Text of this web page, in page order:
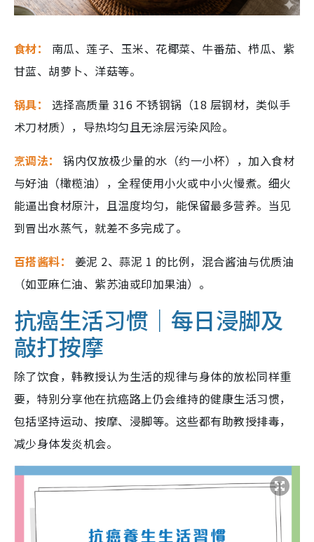
食材： 南瓜、莲子、玉米、花椰菜、牛番茄、栉瓜、紫
甘蓝、胡萝卜、洋菇等。
锅具： 选择高质量 316 不锈钢锅（18 层钢材，类似手
术刀材质），导热均匀且无涂层污染风险。
烹调法：锅内仅放极少量的水（约一小杯），加入食材
与好油（橄榄油），全程使用小火或中小火慢煮。细火
能逼出食材原汁，且温度均匀，能保留最多营养。当见
到冒出水蒸气，就差不多完成了。
百搭酱料：
姜泥 2、蒜泥 1 的比例，混合酱油与优质油
（如亚麻仁油、紫苏油或印加果油）。
抗癌生活习惯｜每日浸脚及
敲打按摩
除了饮食，韩教授认为生活的规律与身体的放松同样重
要，特别分享他在抗癌路上仍会维持的健康生活习惯，
包括坚持运动、按摩、浸脚等。这些都有助教授排毒，
减少身体发炎机会。